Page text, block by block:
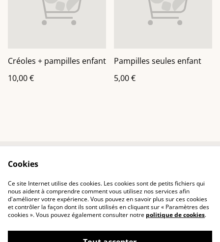
Créoles + pampilles enfant
10,00 €
Pampilles seules enfant
5,00 €
Politique de
confidentialité
Politique de cookies
Cookies
Ce site Internet utilise des cookies. Les cookies sont de petits fichiers qui
nous aident à comprendre comment vous utilisez nos services afin
d'améliorer votre expérience. Vous pouvez en savoir plus sur ces cookies
et contrôler la façon dont ils sont utilisés en cliquant sur « Paramètres des
cookies ». Vous pouvez également consulter notre politique de cookies.